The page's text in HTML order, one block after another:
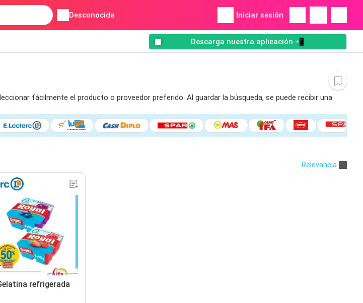
Desconocida Iniciar sesión
Descarga nuestra aplicación 📲
fácilmente el producto o proveedor preferido. Al guardar la búsqueda, se puede recibir una
Relevancia
refrigerada